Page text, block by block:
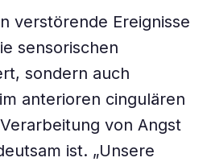
verstörende Ereignisse
sensorischen
sondern auch
anterioren cingulären
von Angst
ist. „Unsere